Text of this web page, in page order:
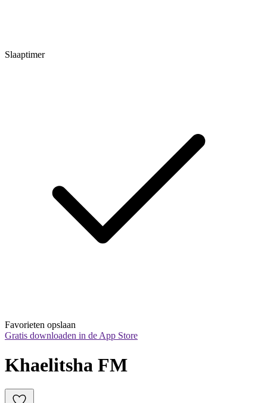
Slaaptimer
Favorieten opslaan
Gratis downloaden in de App Store
Khaelitsha FM